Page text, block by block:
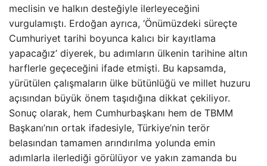
meclisin ve halkın desteğiyle ilerleyeceğini
vurgulamıştı. Erdoğan ayrıca, ‘Önümüzdeki süreçte
Cumhuriyet tarihi boyunca kalıcı bir kayıtlama
yapacağız’ diyerek, bu adımların ülkenin tarihine altın
harflerle geçeceğini ifade etmişti. Bu kapsamda,
yürütülen çalışmaların ülke bütünlüğü ve millet huzuru
açısından büyük önem taşıdığına dikkat çekiliyor.
Sonuç olarak, hem Cumhurbaşkanı hem de TBMM
Başkanı’nın ortak ifadesiyle, Türkiye’nin terör
belasından tamamen arındırılma yolunda emin
adımlarla ilerlediği görülüyor ve yakın zamanda bu